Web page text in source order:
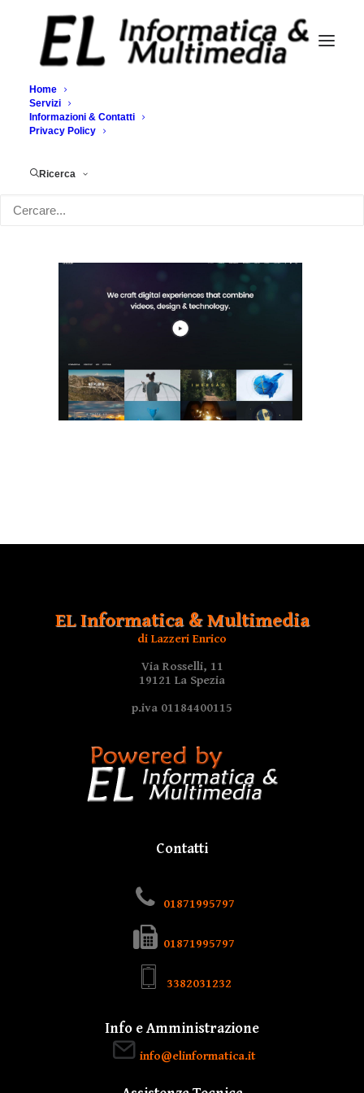
Home
Servizi
Informazioni & Contatti
Privacy Policy
Ricerca
Demo media 2028632620
EL Informatica & Multimedia
di Lazzeri Enrico
Via Rosselli, 11
19121 La Spezia
p.iva 01184400115
Contatti
01871995797
01871995797
3382031232
Info e Amministrazione
info@elinformatica.it